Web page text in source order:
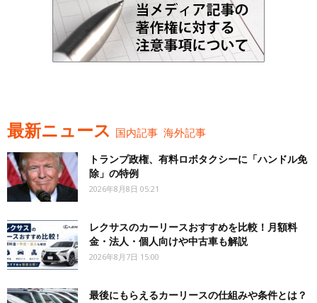
最新ニュース 国内記事 海外記事
トランプ政権、有料ロボタクシーに「ハンドル免
除」の特例
2026年8月8日 05:21
レクサスのカーリースおすすめを比較！月額料
金・法人・個人向けや中古車も解説
2026年8月7日 15:00
最後にもらえるカーリースの仕組みや条件とは？